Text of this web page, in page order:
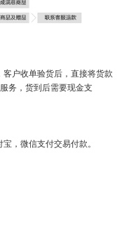
户收单验货后，直接将货款
务，货到后需要现金支
，微信支付交易付款。